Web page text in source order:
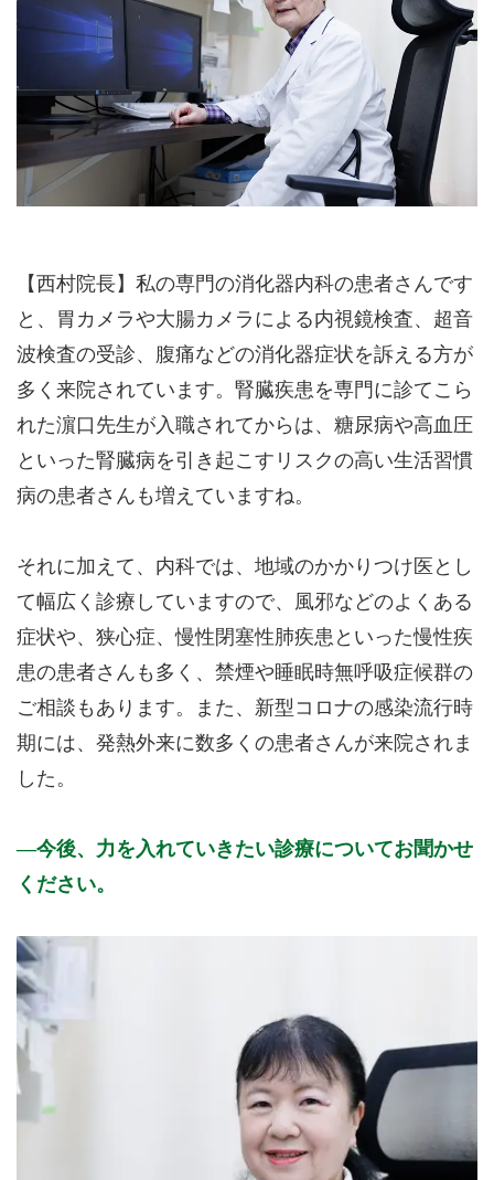
す。
※診療時間や臨時休診・診療内容等について、事前に必ず医療
機関ホームページ、またはお電話にてご確認ください。
>>病院なびで医療機関の詳細を見る
公式HPはこちら
【西村院長】私の専門の消化器内科の患者さんです
と、胃カメラや大腸カメラによる内視鏡検査、超音
波検査の受診、腹痛などの消化器症状を訴える方が
多く来院されています。腎臓疾患を専門に診てこら
れた濵口先生が入職されてからは、糖尿病や高血圧
といった腎臓病を引き起こすリスクの高い生活習慣
病の患者さんも増えていますね。
それに加えて、内科では、地域のかかりつけ医とし
て幅広く診療していますので、風邪などのよくある
症状や、狭心症、慢性閉塞性肺疾患といった慢性疾
患の患者さんも多く、禁煙や睡眠時無呼吸症候群の
ご相談もあります。また、新型コロナの感染流行時
期には、発熱外来に数多くの患者さんが来院されま
した。
今後、力を入れていきたい診療についてお聞かせ
ください。